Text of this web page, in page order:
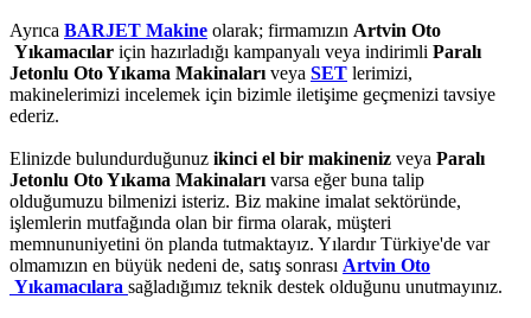
Ayrıca BARJET Makine olarak; firmamızın Artvin Oto
Yıkamacılar için hazırladığı kampanyalı veya indirimli Paralı
Jetonlu Oto Yıkama Makinalarıveya SET lerimizi,
makinelerimizi incelemek için bizimle iletişime geçmenizi tavsiye
ederiz.
Elinizde bulundurduğunuz ikinci el bir makineniz veya Paralı
Jetonlu Oto Yıkama Makinalarıvarsa eğer buna talip
olduğumuzu bilmenizi isteriz. Biz makine imalat sektöründe,
işlemlerin mutfağında olan bir firma olarak, müşteri
memnununiyetini ön planda tutmaktayız. Yılardır Türkiye'de var
olmamızın en büyük nedeni de, satış sonrası Artvin Oto
Yıkamacılara sağladığımız teknik destek olduğunu unutmayınız.